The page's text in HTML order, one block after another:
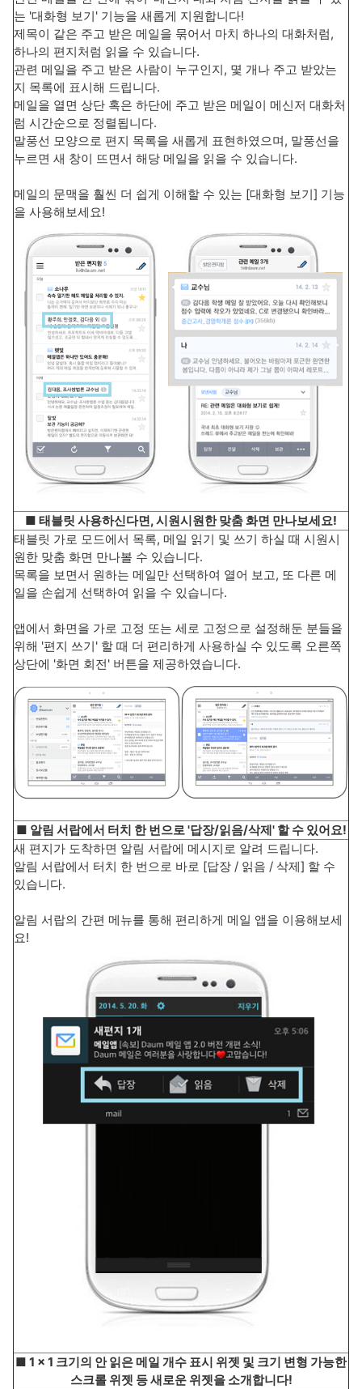
는 '대화형 보기' 기능을 새롭게 지원합니다!
제목이 같은 주고 받은 메일을 묶어서 마치 하나의 대화처럼,
하나의 편지처럼 읽을 수 있습니다.
관련 메일을 주고 받은 사람이 누구인지, 몇 개나 주고 받았는
지 목록에 표시해 드립니다.
메일을 열면 상단 혹은 하단에 주고 받은 메일이 메신저 대화처
럼 시간순으로 정렬됩니다.
말풍선 모양으로 편지 목록을 새롭게 표현하였으며, 말풍선을
누르면 새 창이 뜨면서 해당 메일을 읽을 수 있습니다.
메일의 문맥을 훨씬 더 쉽게 이해할 수 있는 [대화형 보기] 기능
을 사용해보세요!
■ 태블릿 사용하신다면, 시원시원한 맞춤 화면 만나보세요!
태블릿 가로 모드에서 목록, 메일 읽기 및 쓰기 하실 때 시원시
원한 맞춤 화면 만나볼 수 있습니다.
목록을 보면서 원하는 메일만 선택하여 열어 보고, 또 다른 메
일을 손쉽게 선택하여 읽을 수 있습니다.
앱에서 화면을 가로 고정 또는 세로 고정으로 설정해둔 분들을
위해 '편지 쓰기' 할 때 더 편리하게 사용하실 수 있도록 오른쪽
상단에 '화면 회전' 버튼을 제공하였습니다.
■ 알림 서랍에서 터치 한 번으로 '답장/읽음/삭제' 할 수 있어요!
새 편지가 도착하면 알림 서랍에 메시지로 알려 드립니다.
알림 서랍에서 터치 한 번으로 바로 [답장 / 읽음 / 삭제] 할 수
있습니다.
알림 서랍의 간편 메뉴를 통해 편리하게 메일 앱을 이용해보세
요!
■ 1 x 1 크기의 안 읽은 메일 개수 표시 위젯 및 크기 변형 가능한
스크롤 위젯 등 새로운 위젯을 소개합니다!